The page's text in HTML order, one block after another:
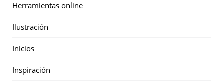
Herramientas online
Ilustración
Inicios
Inspiración